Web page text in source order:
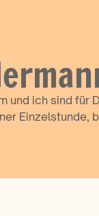
und ich sind für
Einzelstunde,